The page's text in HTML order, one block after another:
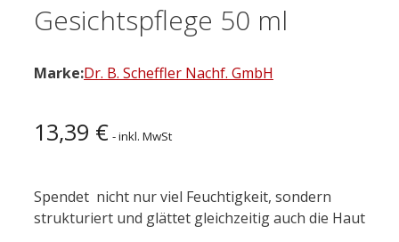
Gesichtspflege 50 ml
Marke:Dr. B. Scheffler Nachf. GmbH
13,39 € - inkl. MwSt
Spendet nicht nur viel Feuchtigkeit, sondern
strukturiert und glättet gleichzeitig auch die Haut